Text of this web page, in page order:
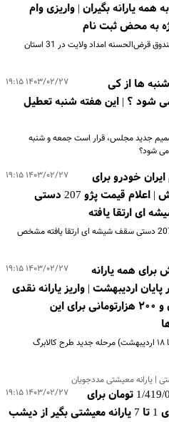
همه یارانه بگیران | واریزی وام
به محض ثبت نام
علی عاشوری با اشاره به فعالیت 34 شعبه صندوق قرض‌الحسنه امداد ولایت در 31 استان
۱۴۰۳/۰۲/۲۷ ۱۹:۱۵
ها از کی
شود ؟ | این هفته شنبه تعطیل
جدید مجلس، قرار است جمعه و شنبه
می شود؟
۱۴۰۳/۰۲/۲۷ ۱۹:۱۵
خودرو برای
مشتریانش | اعلام قیمت پژو 207 دستی
ای ارتقا یافته
قیمت پژو 207 دستی سقف شیشه ای ارتقا یافته مشخص
۱۴۰۳/۰۲/۲۷ ۱۹:۱۵
همه یارانه
پایان اردیبهشت | واریز یارانه نقدی
۲ میلیون و ۲۰۰ هزارتومانی برای این
دولت از ۱۷ بهمن‌ماه ۱۴۰۲ به مدت سه ماه (تا ۱۸ اردیبهشت) مرحله جدید طرح کالابرگ
| یارانه معیشتی مددجویان
۱۴۰۳/۰۲/۲۷ ۱۹:۱۵
واریز 1/419/000 تومان برای
دهک های 1 تا 7 یارانه معیشتی بگیر از دیشب